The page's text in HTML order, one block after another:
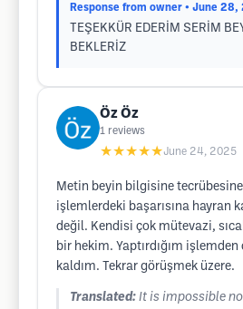
Response from owner • June 28,
TEŞEKKÜR EDERİM SERİM
BEKLERİZ
Öz Öz
1 reviews
★★★★★June 24, 2025
Metin beyin bilgisine tecrübesine
işlemlerdeki başarısına hayran
değil. Kendisi çok mütevazi,
bir hekim. Yaptırdığım
kaldım. Tekrar görüşmek üzere.
Translated: It is impossible